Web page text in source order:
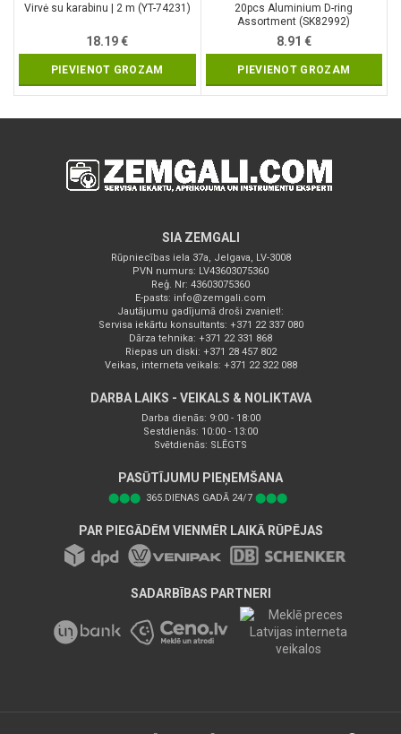
Virvė su karabinu | 2 m (YT-74231)
18.19€
PIEVIENOT GROZAM
20pcs Aluminium D-ring
Assortment (SK82992)
8.91 €
PIEVIENOT GROZAM
SIA ZEMGALI
Rūpniecības iela 37a, Jelgava, LV-3008
PVN numurs: LV43603075360
Reģ. Nr: 43603075360
E-pasts: info@zemgali.com
Jautājumu gadījumā droši zvaniet!:
Servisa iekārtu konsultants: +371 22 337 080
Dārza tehnika: +371 22 331 868
Riepas un diski: +371 28 457 802
Veikas, interneta veikals: +371 22 322 088
DARBA LAIKS - VEIKALS & NOLIKTAVA
Darba dienās: 9:00 - 18:00
Sestdienās: 10:00 - 13:00
Svētdienās: SLĒGTS
PASŪTĪJUMU PIEŅEMŠANA
⬤⬤⬤ 365.DIENAS GADĀ 24/7 ⬤⬤⬤
PAR PIEGĀDĒM VIENMĒR LAIKĀ RŪPĒJAS
SADARBĪBAS PARTNERI